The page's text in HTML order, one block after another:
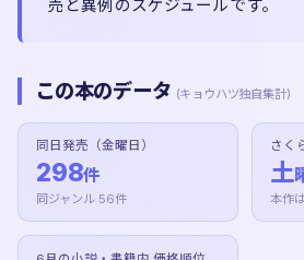
売と異例のスケジュールです。
この本のデータ (キョウハツ独自集計)
同日発売（金曜日）
298件
同ジャンル 56件
さく
土
本作